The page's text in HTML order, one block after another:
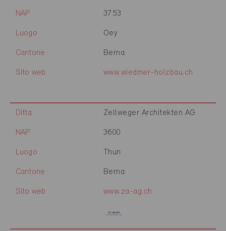
NAP 3753
Luogo Oey
Cantone Berna
Sito web www.wiedmer-holzbau.ch
Ditta Zellweger Architekten AG
NAP 3600
Luogo Thun
Cantone Berna
Sito web www.za-ag.ch